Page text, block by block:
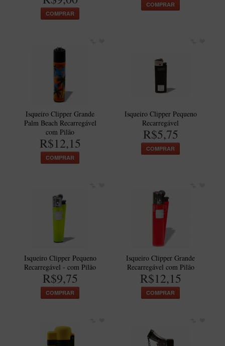
COMPRAR
COMPRAR
Isqueiro Clipper Grande
Palm Beach Recarregável
com Pilão
R$12,15
COMPRAR
Isqueiro Clipper Pequeno
Recarregável
R$5,75
COMPRAR
Isqueiro Clipper Pequeno
Recarregável - com Pilão
R$9,75
COMPRAR
Isqueiro Clipper Grande
Recarregável com Pilão
R$12,15
COMPRAR